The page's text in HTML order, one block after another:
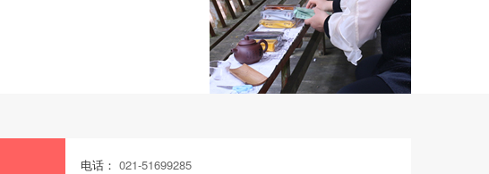
电话： 021-51699285